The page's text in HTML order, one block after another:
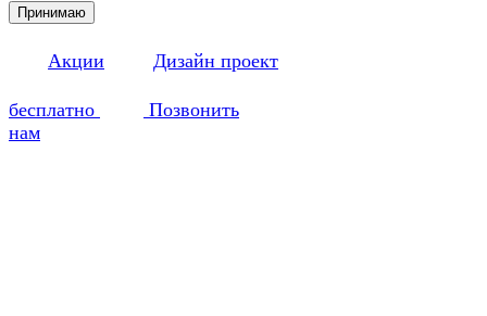
Принимаю
Акции Дизайн проект
бесплатно
Позвонить
нам